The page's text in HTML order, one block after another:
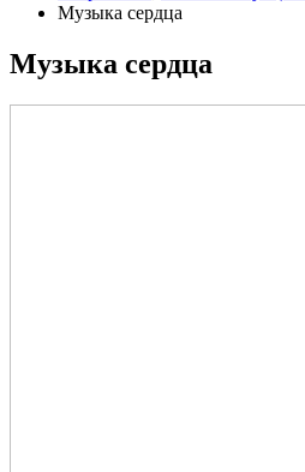
Музыка сердца
Музыка сердца